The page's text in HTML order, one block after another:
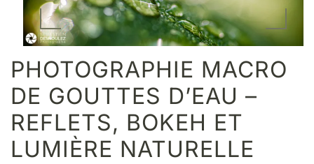
PHOTOGRAPHIE MACRO
DE GOUTTES D’EAU –
REFLETS, BOKEH ET
LUMIÈRE NATURELLE